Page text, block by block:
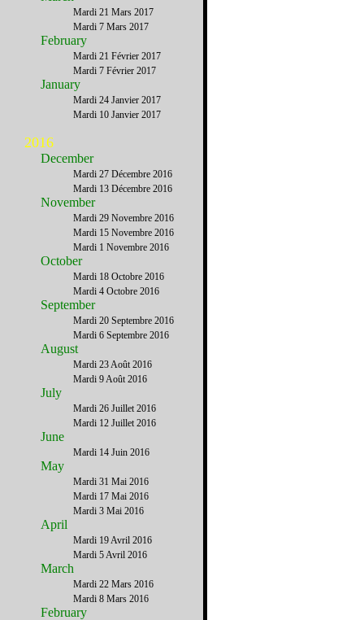
Mardi 21 Mars 2017
Mardi 7 Mars 2017
February
Mardi 21 Février 2017
Mardi 7 Février 2017
January
Mardi 24 Janvier 2017
Mardi 10 Janvier 2017
2016
December
Mardi 27 Décembre 2016
Mardi 13 Décembre 2016
November
Mardi 29 Novembre 2016
Mardi 15 Novembre 2016
Mardi 1 Novembre 2016
October
Mardi 18 Octobre 2016
Mardi 4 Octobre 2016
September
Mardi 20 Septembre 2016
Mardi 6 Septembre 2016
August
Mardi 23 Août 2016
Mardi 9 Août 2016
July
Mardi 26 Juillet 2016
Mardi 12 Juillet 2016
June
Mardi 14 Juin 2016
May
Mardi 31 Mai 2016
Mardi 17 Mai 2016
Mardi 3 Mai 2016
April
Mardi 19 Avril 2016
Mardi 5 Avril 2016
March
Mardi 22 Mars 2016
Mardi 8 Mars 2016
February